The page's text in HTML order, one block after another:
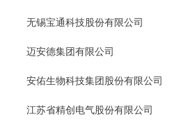
无锡宝通科技股份有限公司
迈安德集团有限公司
安佑生物科技集团股份有限公司
江苏省精创电气股份有限公司